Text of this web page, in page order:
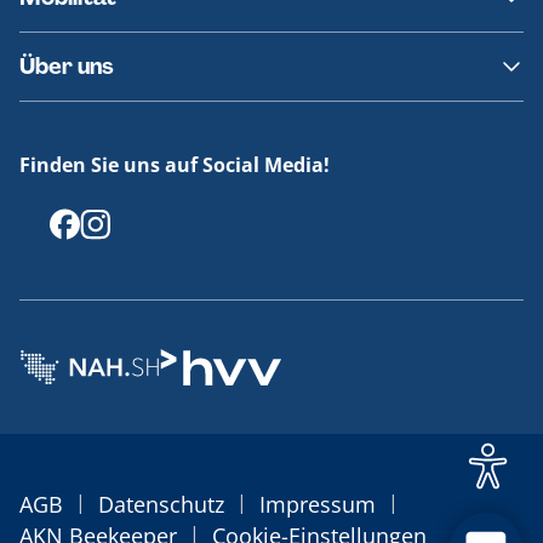
Fundsachen
Häufige Fragen
Barrierefreies Reisen
Erklärung Barrierefreiheit
Über uns
Offenlegungen
Finden Sie uns auf Social Media!
AGB | Datenschutz | Impressum |
AKN Beekeeper | Cookie-Einstellungen